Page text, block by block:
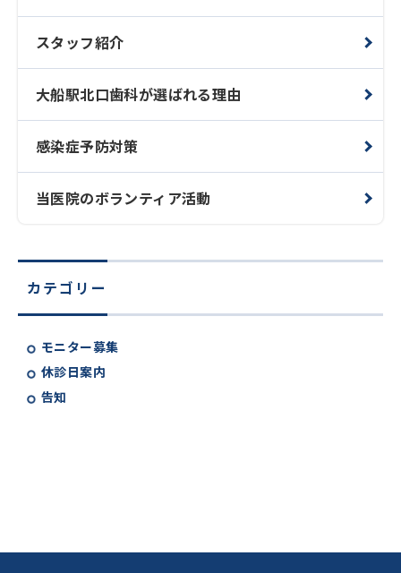
スタッフ紹介
大船駅北口歯科が選ばれる理由
感染症予防対策
当医院のボランティア活動
カテゴリー
モニター募集
休診日案内
告知